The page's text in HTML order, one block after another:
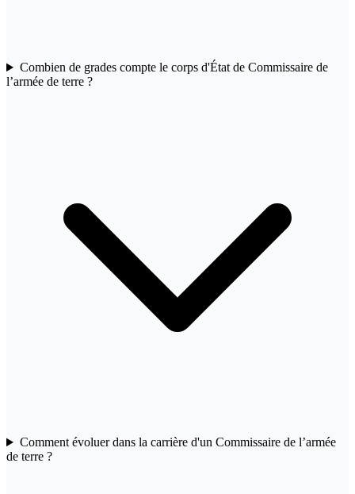
Combien de grades compte le corps d'État de Commissaire de
l’armée de terre ?
Comment évoluer dans la carrière d'un Commissaire de l’armée
de terre ?